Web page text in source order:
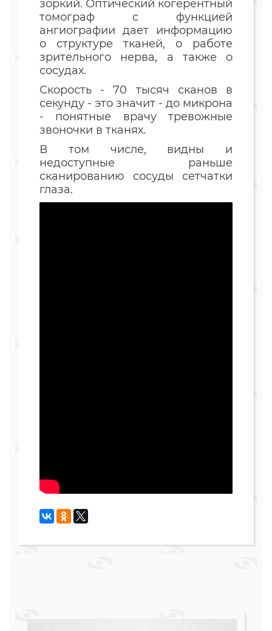
зоркий. Оптический когерентный
томограф с функцией
ангиографии дает информацию
о структуре тканей, о работе
зрительного нерва, а также о
сосудах.
Скорость - 70 тысяч сканов в
секунду - это значит - до микрона
- понятные врачу тревожные
звоночки в тканях.
В том числе, видны и
недоступные раньше
сканированию сосуды сетчатки
глаза.